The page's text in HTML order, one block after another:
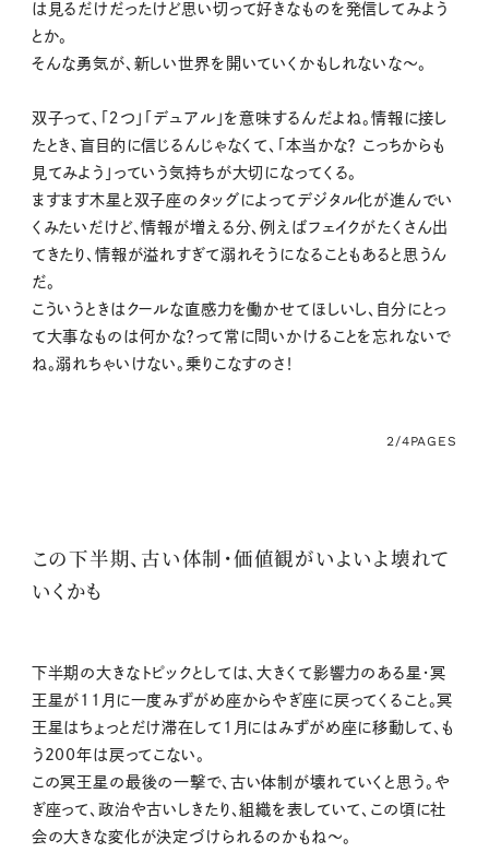
は見るだけだったけど思い切って好きなものを発信してみよう
とか。
そんな勇気が、新しい世界を開いていくかもしれないな〜。
双子って、「２つ」「デュアル」を意味するんだよね。情報に接し
たとき、盲目的に信じるんじゃなくて、「本当かな？ こっちからも
見てみよう」っていう気持ちが大切になってくる。
ますます木星と双子座のタッグによってデジタル化が進んでい
くみたいだけど、情報が増える分、例えばフェイクがたくさん出
てきたり、情報が溢れすぎて溺れそうになることもあると思うん
だ。
こういうときはクールな直感力を働かせてほしいし、自分にとっ
て大事なものは何かな？って常に問いかけることを忘れないで
ね。溺れちゃいけない。乗りこなすのさ！
2/4PAGES
この下半期、古い体制・価値観がいよいよ壊れて
いくかも
下半期の大きなトピックとしては、大きくて影響力のある星・冥
王星が11月に一度みずがめ座からやぎ座に戻ってくること。冥
王星はちょっとだけ滞在して1月にはみずがめ座に移動して、も
う200年は戻ってこない。
この冥王星の最後の一撃で、古い体制が壊れていくと思う。や
ぎ座って、政治や古いしきたり、組織を表していて、この頃に社
会の大きな変化が決定づけられるのかもね〜。